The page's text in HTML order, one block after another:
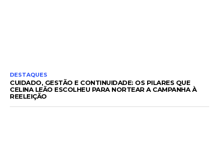
DESTAQUES
CUIDADO, GESTÃO E CONTINUIDADE: OS PILARES QUE
CELINA LEÃO ESCOLHEU PARA NORTEAR A CAMPANHA À
REELEIÇÃO